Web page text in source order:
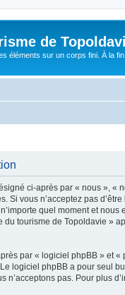
de
éléments sur un corps fini. À la
ci-après par « nous »,
Si vous n’acceptez pas
quel moment et
tourisme de Topoldavie »
par « logiciel phpBB » et
logiciel phpBB a pour seul
pas. Pour plus